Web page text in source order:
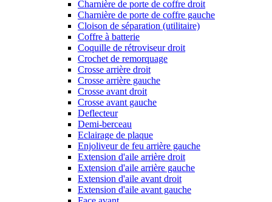
Charnière de porte de coffre droit
Charnière de porte de coffre gauche
Cloison de séparation (utilitaire)
Coffre à batterie
Coquille de rétroviseur droit
Crochet de remorquage
Crosse arrière droit
Crosse arrière gauche
Crosse avant droit
Crosse avant gauche
Deflecteur
Demi-berceau
Eclairage de plaque
Enjoliveur de feu arrière gauche
Extension d'aile arrière droit
Extension d'aile arrière gauche
Extension d'aile avant droit
Extension d'aile avant gauche